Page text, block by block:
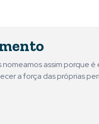
nomeamos assim porque
a força das próprias